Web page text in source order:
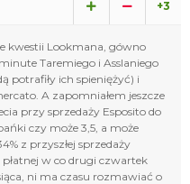
+3
kwestii Lookmana, gówno
Taremiego i Asslaniego
potrafiły ich spieniężyć) i
A zapomniałem jeszcze
przy sprzedaży Esposito do
czy może 3,5, a może
z przyszłej sprzedaży
płatnej w co drugi czwartek
ni ma czasu rozmawiać o